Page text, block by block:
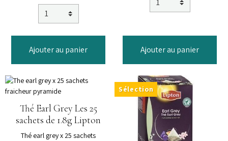
Ajouter au panier Ajouter au panier
Thé Earl Grey Les 25
sachets de 1.8g Lipton
Thé earl grey x 25 sachets
Sélection